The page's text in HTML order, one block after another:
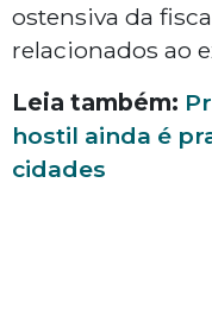
ostensiva da
relacionados ao
Leia também:
hostil ainda é
cidades